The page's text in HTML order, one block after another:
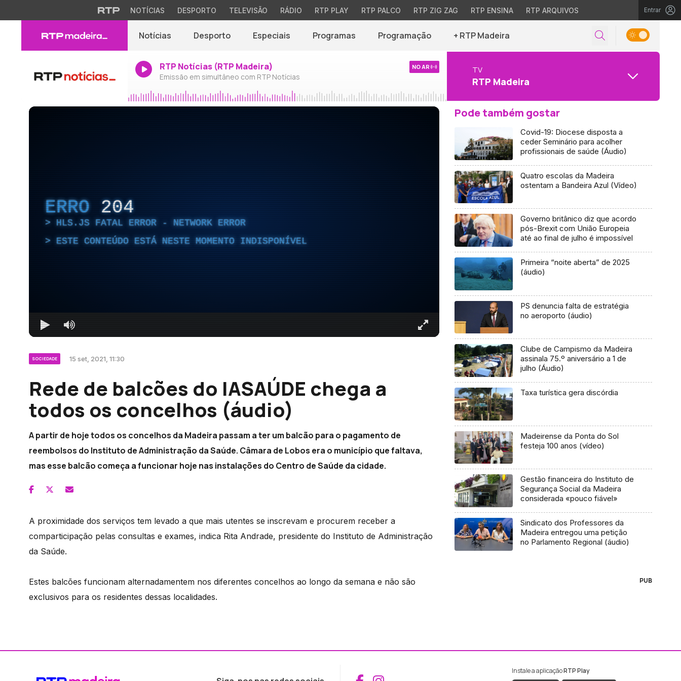
NOTÍCIAS DESPORTO TELEVISÃO RÁDIO RTP PLAY RTP PALCO RTP ZIG ZAG RTP ENSINA RTP ARQUIVOS Entrar
Notícias Desporto Especiais Programas Programação + RTP Madeira
RTP Notícias (RTP Madeira)
Emissão em simultâneo com RTP Notícias
NO AR TV
RTP Madeira
ERRO 204
HLS.JS FATAL ERROR - NETWORK ERROR
ESTE CONTEÚDO ESTÁ NESTE MOMENTO INDISPONÍVEL
SOCIEDADE 15 set, 2021, 11:30
Rede de balcões do IASAÚDE chega a
todos os concelhos (áudio)
A partir de hoje todos os concelhos da Madeira passam a ter um balcão para o pagamento de
reembolsos do Instituto de Administração da Saúde. Câmara de Lobos era o município que faltava,
mas esse balcão começa a funcionar hoje nas instalações do Centro de Saúde da cidade.
A proximidade dos serviços tem levado a que mais utentes se inscrevam e procurem receber a
comparticipação pelas consultas e exames, indica Rita Andrade, presidente do Instituto de Administração
da Saúde.
Estes balcões funcionam alternadamentem nos diferentes concelhos ao longo da semana e não são
exclusivos para os residentes dessas localidades.
Pode também gostar
Covid-19: Diocese disposta a
ceder Seminário para acolher
profissionais de saúde (Áudio)
Quatro escolas da Madeira
ostentam a Bandeira Azul (Vídeo)
Governo britânico diz que acordo
pós-Brexit com União Europeia
até ao final de julho é impossível
Primeira “noite aberta” de 2025
(áudio)
PS denuncia falta de estratégia
no aeroporto (áudio)
Clube de Campismo da Madeira
assinala 75.º aniversário a 1 de
julho (Áudio)
Taxa turística gera discórdia
Madeirense da Ponta do Sol
festeja 100 anos (vídeo)
Gestão financeira do Instituto de
Segurança Social da Madeira
considerada «pouco fiável»
Sindicato dos Professores da
Madeira entregou uma petição
no Parlamento Regional (áudio)
PUB
Instale a aplicaçãoRTP Play